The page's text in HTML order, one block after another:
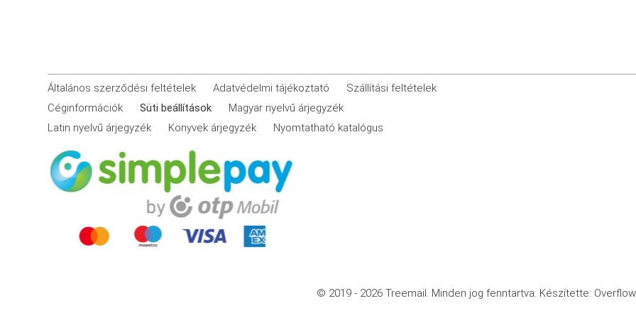
Általános szerződési feltételek Adatvédelmi tájékoztató
Szállítási feltételek
Céginformációk
Süti beállítások
Magyar nyelvű árjegyzék
Latin nyelvű árjegyzék
Könyvek árjegyzék Nyomtatható katalógus
© 2019 - 2026 Treemail. Minden jog fenntartva. Készítette: